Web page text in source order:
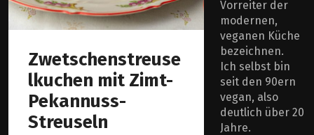
Zwetschenstreuse
lkuchen mit Zimt-
Pekannuss-
Streuseln
Vorreiter der
modernen,
veganen Küche
bezeichnen.
Ich selbst bin
seit den 90ern
vegan, also
deutlich über 20
Jahre.